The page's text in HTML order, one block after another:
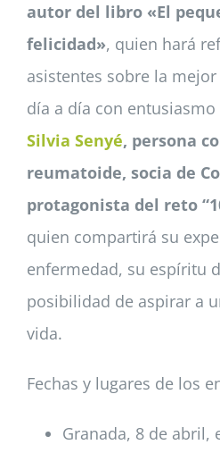
autor del libro «El
felicidad», quien hará
asistentes sobre la
día a día con
Silvia Senyé, persona
reumatoide, socia de
protagonista del reto
quien compartirá su
enfermedad, su espíritu
posibilidad de aspirar a
vida.
Fechas y lugares de los
Granada, 8 de abril,